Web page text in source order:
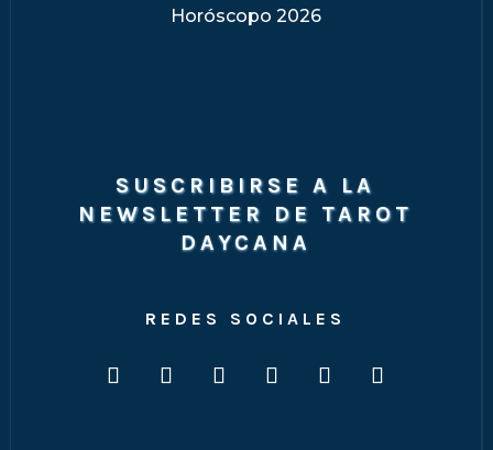
Horóscopo 2026
SUSCRIBIRSE A LA
NEWSLETTER DE TAROT
DAYCANA
REDES SOCIALES